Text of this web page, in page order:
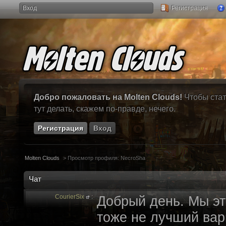
Вход Регистрация
Добро пожаловать на Molten Clouds! Чтобы
тут делать, скажем по-правде, нечего.
Регистрация Вход
Molten Clouds > Просмотр профиля: NecroSha
Чат
CourierSix : Добрый день. Мы
тоже не лучший